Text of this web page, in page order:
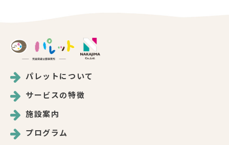
パレットについて
サービスの特徴
施設案内
プログラム